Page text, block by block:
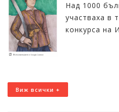
Над 1000
участваха в
конкурса на
Виж всички +